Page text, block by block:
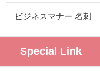
ビジネスマナー 名刺
Special Link